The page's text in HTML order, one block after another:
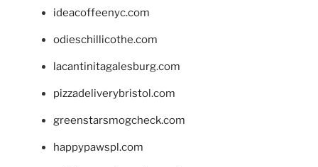
ideacoffeenyc.com
odieschillicothe.com
lacantinitagalesburg.com
pizzadeliverybristol.com
greenstarsmogcheck.com
happypawspl.com